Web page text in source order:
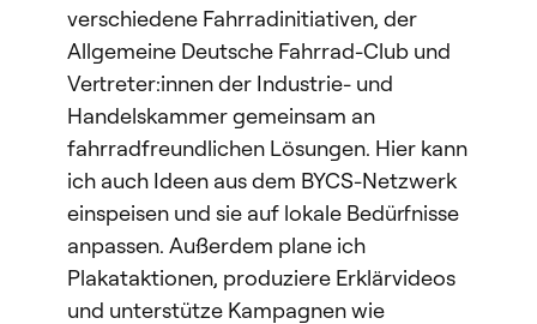
verschiedene Fahrradinitiativen, der
Allgemeine Deutsche Fahrrad-Club und
Vertreter:innen der Industrie- und
Handelskammer gemeinsam an
fahrradfreundlichen Lösungen. Hier kann
ich auch Ideen aus dem BYCS-Netzwerk
einspeisen und sie auf lokale Bedürfnisse
anpassen. Außerdem plane ich
Plakataktionen, produziere Erklärvideos
und unterstütze Kampagnen wie